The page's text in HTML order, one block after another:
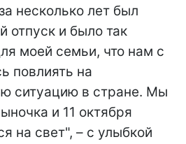
несколько лет был
отпуск и было так
моей семьи, что нам с
повлиять на
ситуацию в стране. Мы
и 11 октября
на свет", – с улыбкой